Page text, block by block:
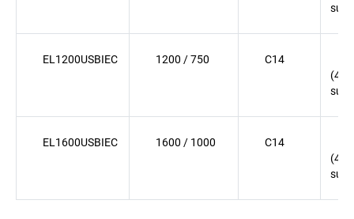
EL1200USBIEC 1200 / 750 C14
EL1600USBIEC 1600 / 1000 C14